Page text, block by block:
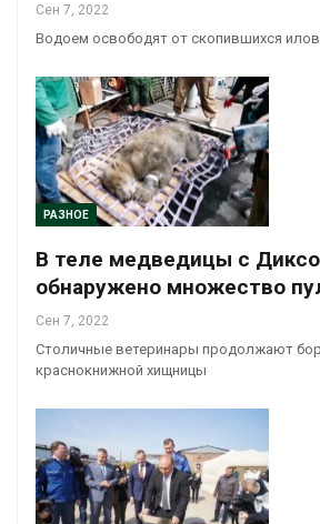
Сен 7, 2022
Водоем освободят от скопившихся
РАЗНОЕ
В теле медведицы с
обнаружено множество
Сен 7, 2022
Столичные ветеринары продолжают
краснокнижной хищницы